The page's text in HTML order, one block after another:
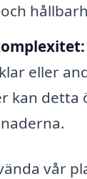
eller
kan detta
vår